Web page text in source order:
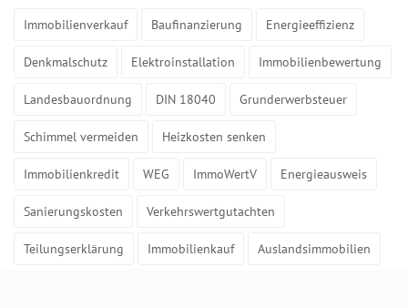
Immobilienverkauf Baufinanzierung Energieeffizienz
Denkmalschutz Elektroinstallation Immobilienbewertung
Landesbauordnung DIN 18040 Grunderwerbsteuer
Schimmel vermeiden Heizkosten senken
Immobilienkredit WEG ImmoWertV Energieausweis
Sanierungskosten Verkehrswertgutachten
Teilungserklärung Immobilienkauf Auslandsimmobilien